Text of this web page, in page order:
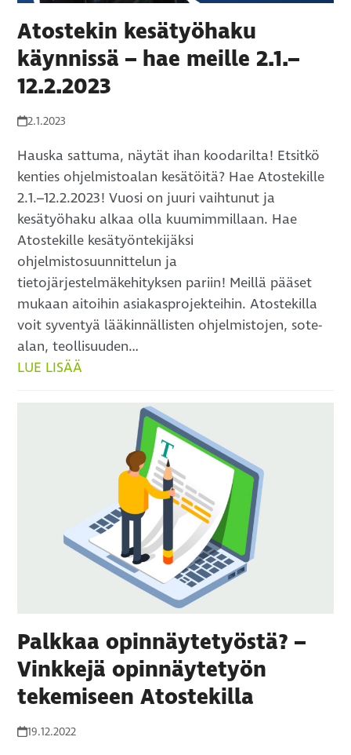
Atostekin kesätyöhaku
käynnissä – hae meille 2.1.–
12.2.2023
2.1.2023
Hauska sattuma, näytät ihan koodarilta! Etsitkö
kenties ohjelmistoalan kesätöitä? Hae Atostekille
2.1.–12.2.2023! Vuosi on juuri vaihtunut ja
kesätyöhaku alkaa olla kuumimmillaan. Hae
Atostekille kesätyöntekijäksi
ohjelmistosuunnittelun ja
tietojärjestelmäkehityksen pariin! Meillä pääset
mukaan aitoihin asiakasprojekteihin. Atostekilla
voit syventyä lääkinnällisten ohjelmistojen, sote-
alan, teollisuuden…
LUE LISÄÄ
Palkkaa opinnäytetyöstä? –
Vinkkejä opinnäytetyön
tekemiseen Atostekilla
19.12.2022